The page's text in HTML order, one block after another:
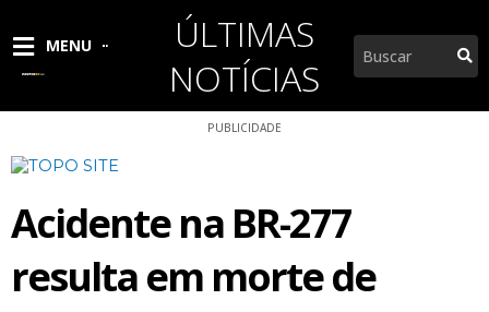
MENU
ÚLTIMAS
NOTÍCIAS
Pesquisar
PUBLICIDADE
Acidente na BR-277
resulta em morte de